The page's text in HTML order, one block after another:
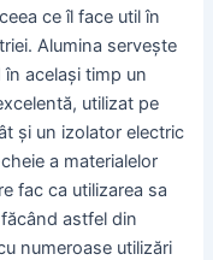
ce îl face util în
Alumina servește
același timp un
utilizat pe
și un izolator electric
a materialelor
fac ca utilizarea sa
astfel din
numeroase utilizări